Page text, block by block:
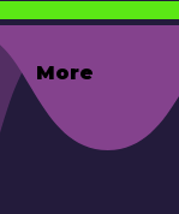
More